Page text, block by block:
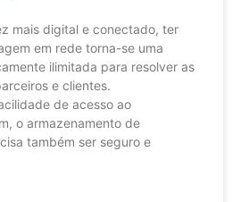
mais digital e conectado, ter
em rede torna-se uma
ilimitada para resolver as
e clientes.
de acesso ao
o armazenamento de
também ser seguro e